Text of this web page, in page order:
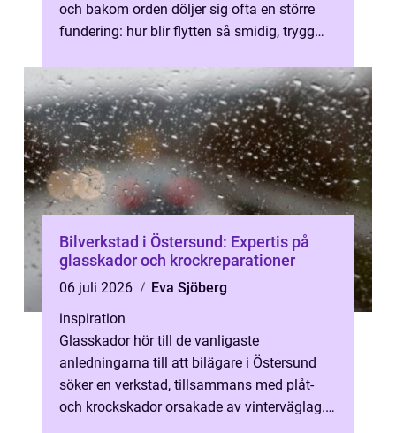
och bakom orden döljer sig ofta en större
fundering: hur blir flytten så smidig, trygg
Bilverkstad i Östersund: Expertis på
glasskador och krockreparationer
06 juli 2026
Eva Sjöberg
inspiration
Glasskador hör till de vanligaste
anledningarna till att bilägare i Östersund
söker en verkstad, tillsammans med plåt-
och krockskador orsakade av vinterväglag.